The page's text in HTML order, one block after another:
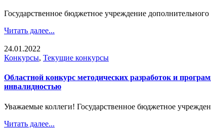
Государственное бюджетное учреждение
Читать далее...
24.01.2022
Конкурсы, Текущие конкурсы
Областной конкурс методических разработок и
инвалидностью
Уважаемые коллеги! Государственное бюджетное
Читать далее...